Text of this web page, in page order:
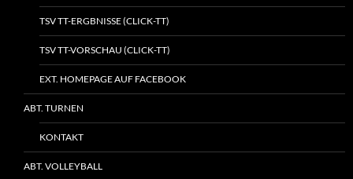
TSV TT-ERGBNISSE (CLICK-TT)
TSV TT-VORSCHAU (CLICK-TT)
EXT. HOMEPAGE AUF FACEBOOK
ABT. TURNEN
KONTAKT
ABT. VOLLEYBALL